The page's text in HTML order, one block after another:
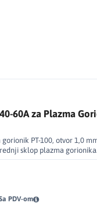
60A za Plazma
PT-100, otvor 1,0
sklop plazma gorionika.
PDV-om